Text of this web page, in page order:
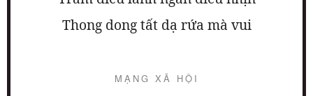
Thong dong tất dạ rứa mà vui
MẠNG XÃ HỘI